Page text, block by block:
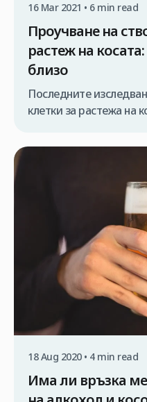
16 Mar 2021 • 6 min read
Проучване на
растеж на
близо
Последните
клетки за растежа на
възпроизведем
често клиенти , които
клиника с въпроси за
18 Aug 2020 • 4 min read
Има ли връзка